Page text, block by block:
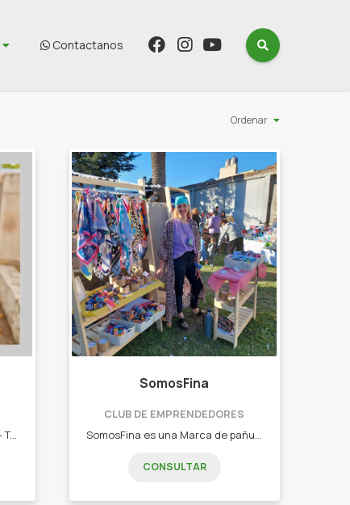
Contactanos
Ordenar
Tienda virtual Matera. - Mates. - Termos. - Set latas. - Botellas.
SomosFina
CLUB DE EMPRENDEDORES
SomosFina es una Marca de pañuelos de diseño y accesorios pensada para todas las mujeres que les gusta loquearse la moda. - Pañuelos de Diseño. - Scruenchies y Moños para el pelo. - Bufandas. - Aros de acero quirúrgico. - Carteras y billeteras.
CONSULTAR